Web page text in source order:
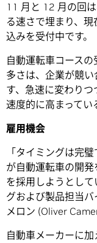
11 月と 12 月の回
る速さで埋まり、
込みを受付中です。
自動運転車コース
多さは、企業が競
す、急速に変わり
速度的に高まってい
雇用機会
「タイミングは完
が自動運転車の開
を採用しようとし
グおよび製品担当
メロン (Oliver
自動車メーカーに